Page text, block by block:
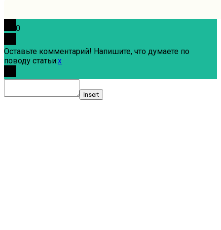
0
Оставьте комментарий! Напишите, что думаете по
поводу статьи.x
Insert